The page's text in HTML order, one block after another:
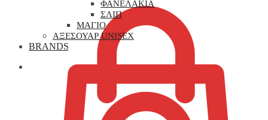
ΦΑΝΕΛΑΚΙΑ
ΣΛΙΠ
ΜΑΓΙΟ
ΑΞΕΣΟΥΑΡ UNISEX
BRANDS